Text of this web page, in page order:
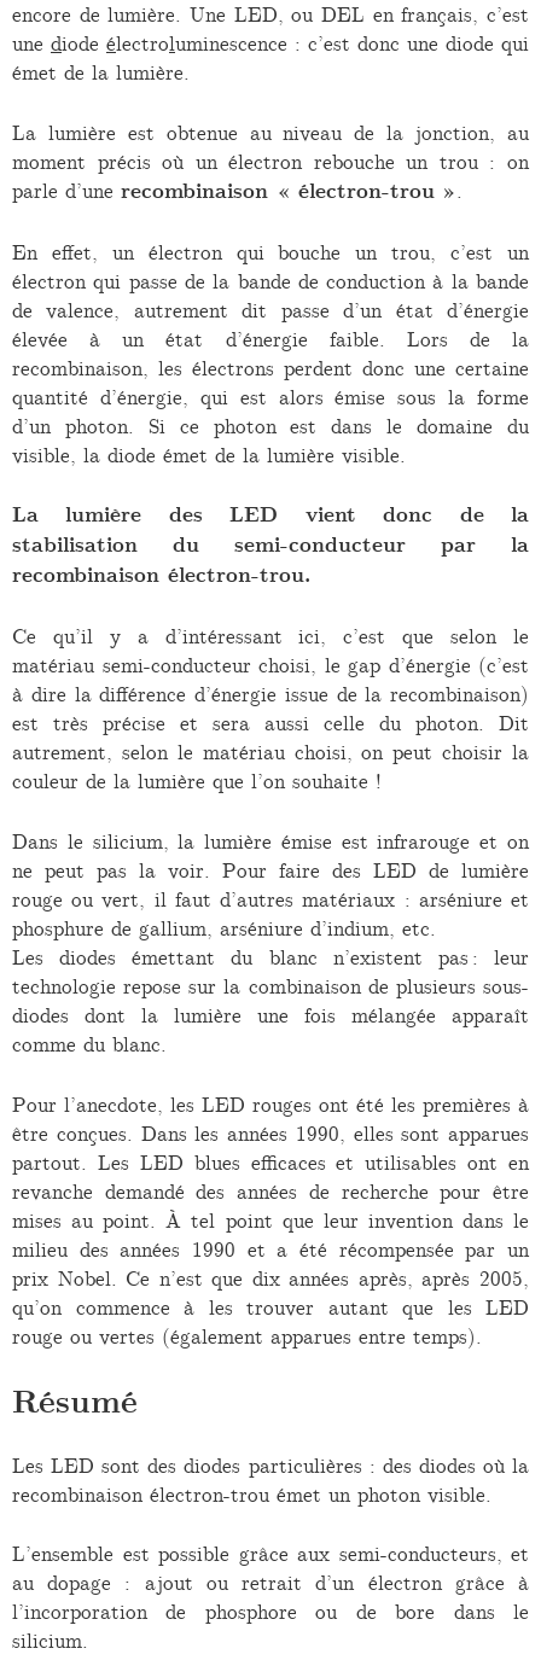
encore de lumière. Une LED, ou DEL en français, c’est
une diode électroluminescence : c’est donc une diode qui
émet de la lumière.
La lumière est obtenue au niveau de la jonction, au
moment précis où un électron rebouche un trou : on
parle d’une recombinaison « électron-trou »
En effet, un électron qui bouche un trou, c’est un
électron qui passe de la bande de conduction à la bande
de valence, autrement dit passe d’un état d’énergie
élevée à un état d’énergie faible. Lors de la
recombinaison, les électrons perdent donc une certaine
quantité d’énergie, qui est alors émise sous la forme
d’un photon. Si ce photon est dans le domaine du
visible, la diode émet de la lumière visible.
La lumière des LED vient donc de la
stabilisation du semi-conducteur par la
recombinaison électron-trou.
Ce qu’il y a d’intéressant ici, c’est que selon le
matériau semi-conducteur choisi, le gap d’énergie (c’est
à dire la différence d’énergie issue de la recombinaison)
est très précise et sera aussi celle du photon. Dit
autrement, selon le matériau choisi, on peut choisir la
couleur de la lumière que l’on souhaite !
Dans le silicium, la lumière émise est infrarouge et on
ne peut pas la voir. Pour faire des LED de lumière
rouge ou vert, il faut d’autres matériaux : arséniure et
phosphure de gallium, arséniure d’indium, etc.
Les diodes émettant du blanc n’existent pas : leur
technologie repose sur la combinaison de plusieurs sous-
diodes dont la lumière une fois mélangée apparaît
comme du blanc.
Pour l’anecdote, les LED rouges ont été les premières à
être conçues. Dans les années 1990, elles sont apparues
partout. Les LED blues efficaces et utilisables ont en
revanche demandé des années de recherche pour être
mises au point. À tel point que leur invention dans le
milieu des années 1990 et a été récompensée par un
prix Nobel. Ce n’est que dix années après, après 2005,
qu’on commence à les trouver autant que les LED
rouge ou vertes (également apparues entre temps).
Résumé
Les LED sont des diodes particulières : des diodes où la
recombinaison électron-trou émet un photon visible.
L’ensemble est possible grâce aux semi-conducteurs, et
au dopage : ajout ou retrait d’un électron grâce à
l’incorporation de phosphore ou de bore dans le
silicium.